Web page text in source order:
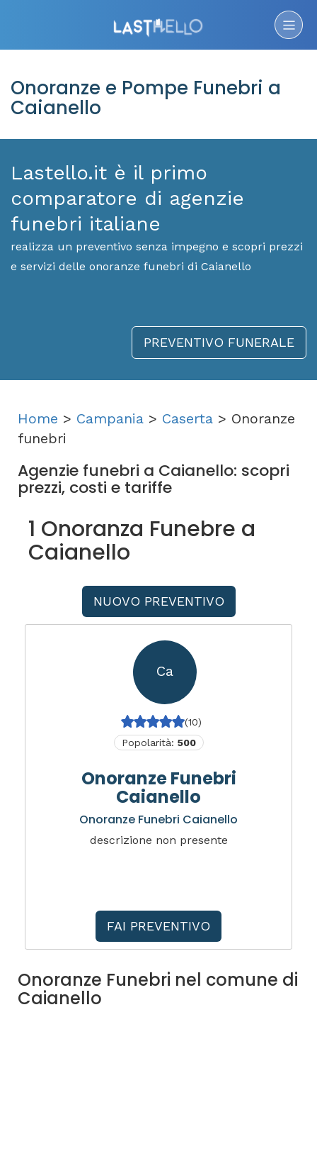
Onoranze e Pompe Funebri a
Caianello
Lastello.it è il primo
comparatore di agenzie
funebri italiane
realizza un preventivo senza impegno e scopri prezzi
e servizi delle onoranze funebri di Caianello
PREVENTIVO FUNERALE
Home > Campania > Caserta > Onoranze
funebri
Agenzie funebri a Caianello: scopri
prezzi, costi e tariffe
1 Onoranza Funebre a
Caianello
NUOVO PREVENTIVO
Ca
(10)
Popolarità: 500
Onoranze Funebri
Caianello
Onoranze Funebri Caianello
descrizione non presente
FAI PREVENTIVO
Onoranze Funebri nel comune di
Caianello